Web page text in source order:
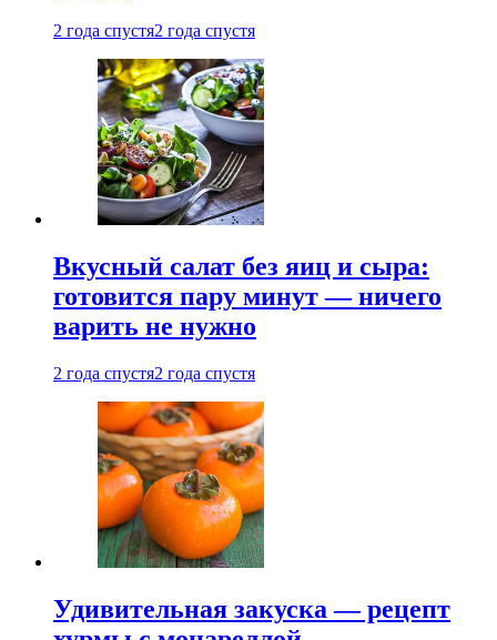
2 года спустя2 года спустя
Вкусный салат без яиц и сыра:
готовится пару минут — ничего
варить не нужно
2 года спустя2 года спустя
Удивительная закуска — рецепт